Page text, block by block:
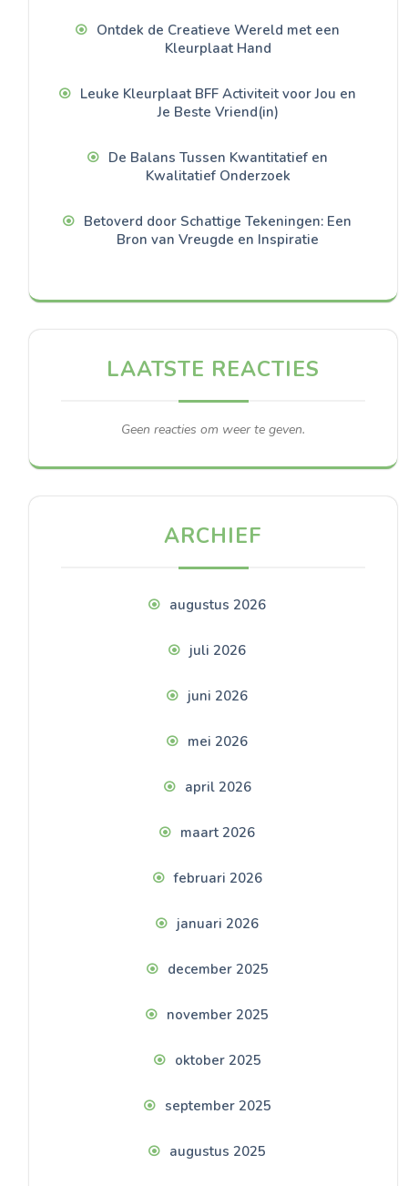
Ontdek de Creatieve Wereld met een
Kleurplaat Hand
Leuke Kleurplaat BFF Activiteit voor Jou en
Je Beste Vriend(in)
De Balans Tussen Kwantitatief en
Kwalitatief Onderzoek
Betoverd door Schattige Tekeningen: Een
Bron van Vreugde en Inspiratie
LAATSTE REACTIES
Geen reacties om weer te geven.
ARCHIEF
augustus 2026
juli 2026
juni 2026
mei 2026
april 2026
maart 2026
februari 2026
januari 2026
december 2025
november 2025
oktober 2025
september 2025
augustus 2025